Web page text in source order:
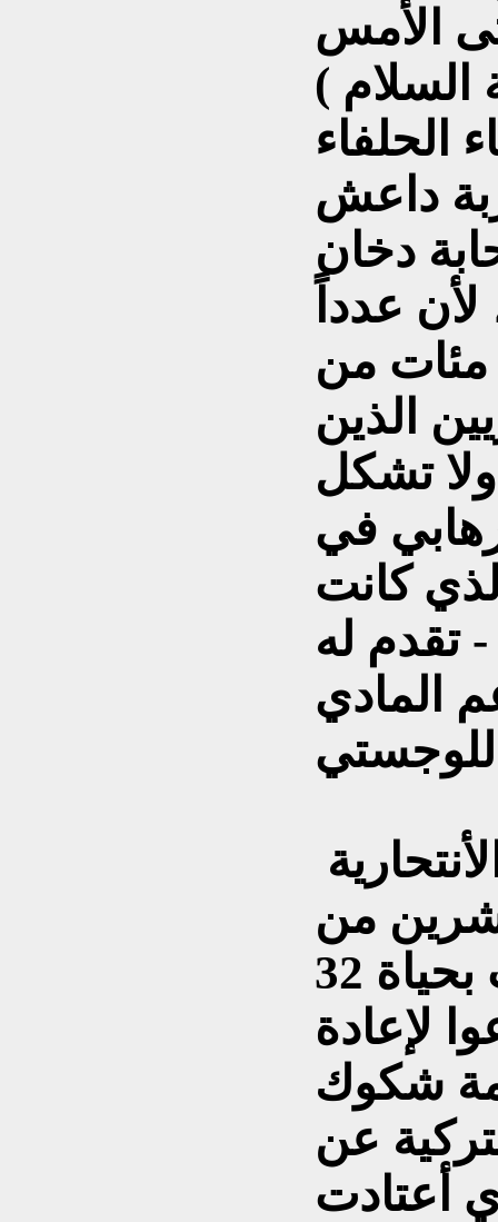
الأمس
الحلفاء
داعش
دخان
عدداً
مئات من
الذين
ولا تشكل
في
كانت
- تقدم له
المادي
من
الشهر الفائت ، التي أودت بحياة 32
لإعادة
شكوك
عن
أعتادت